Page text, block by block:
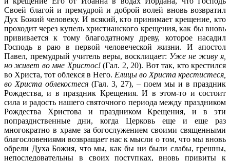
Своей благой и премудрой и доброй волей вновь возвратил
Дух Божий человеку. И всякий, кто принимает крещение, кто
проходит через купель христианского крещения, как бы вновь
прививается к тому благодатному древу, которое насадил
Господь в раю в первой человеческой жизни. И апостол
Павел, премудрый учитель веры, восклицает: Уже не живу я,
но живет во мне Христос!(Гал. 2, 20). Вот так, кто крестился
во Христа, тот облекся в Него. Елицы во Христа крестистеся,
во Христа облекостеся (Гал. 3, 27), – поем мы и в праздник
Рождества, и в праздник Крещения. И в этом-то и состоит
сила и радость нашего святочного периода между праздником
Рождества Христова и праздником Крещения, и в эти
попразднственные дни, когда Церковь еще и еще раз
многократно в храме за богослужением своими священными
благословениями возвращает нас к мысли о том, что мы вновь
обрели Духа Божия, что мы, как бы ни были слабы, грешны,
непоследовательны в своих поступках, вновь привиты к